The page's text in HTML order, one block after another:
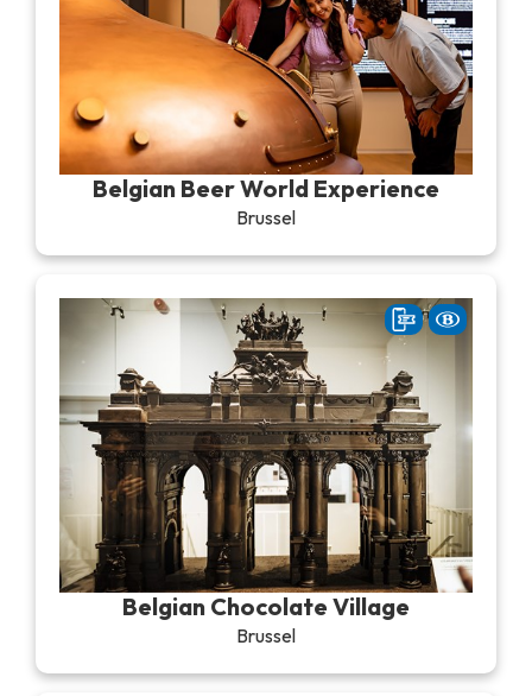
Belgian Beer World Experience
Brussel
Belgian Chocolate Village
Brussel